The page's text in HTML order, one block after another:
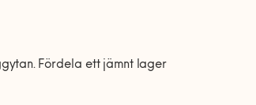
Fördela ett jämnt lager